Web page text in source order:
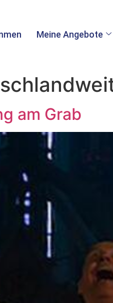
Meine Angebote
am Grab